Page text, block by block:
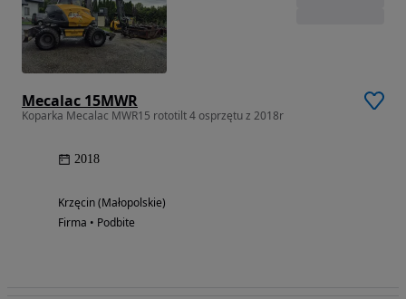
Mecalac 15MWR
Koparka Mecalac MWR15 rototilt 4 osprzętu z 2018r
2018
Krzęcin (Małopolskie)
Firma • Podbite